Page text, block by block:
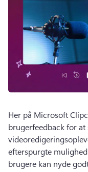
Her på Microsoft
brugerfeedback for
efterspurgte
brugere kan nyde